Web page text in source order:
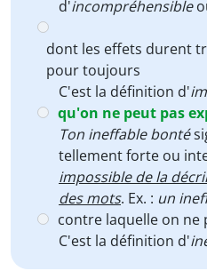
d'incompréhensible
dont les effets durent
pour toujours
C'est la définition d'
qu'on ne peut pas
Ton ineffable bonté
tellement forte ou
impossible de la
des mots. Ex. : un
contre laquelle on ne
C'est la définition d'